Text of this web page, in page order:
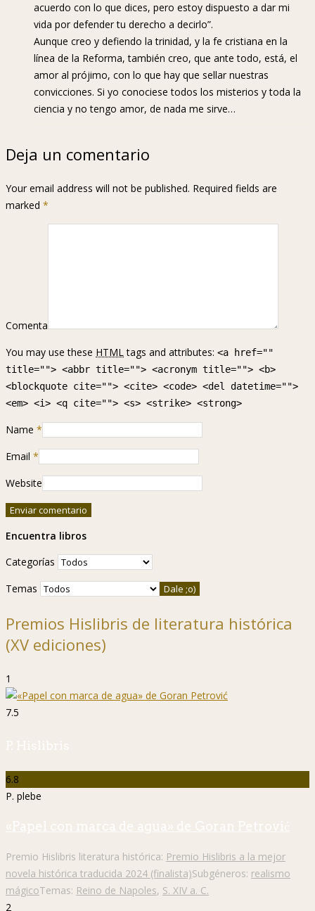
acuerdo con lo que dices, pero estoy dispuesto a dar mi
vida por defender tu derecho a decirlo”.
Aunque creo y defiendo la trinidad, y la fe cristiana en la
línea de la Reforma, también creo, que ante todo, está, el
amor al prójimo, con lo que hay que sellar nuestras
convicciones. Si yo conociese todos los misterios y toda la
ciencia y no tengo amor, de nada me sirve…
Deja un comentario
Your email address will not be published. Required fields are
marked *
Comenta
You may use these HTMLtags and attributes: <a href=""
title=""> <abbr title=""> <acronym title=""> <b>
<blockquote cite=""> <cite> <code> <del datetime="">
<em> <i> <q cite=""> <s> <strike> <strong>
Name *
Email *
Website
Encuentra libros
Categorías
Temas
Premios Hislibris de literatura histórica
(XV ediciones)
1
7.5
P. Hislibris
6.8
P. plebe
«Papel con marca de agua» de Goran Petrović
Premio Hislibris literatura histórica: Premio Hislibris a la mejor
novela histórica traducida 2024 (finalista)Subgéneros: realismo
mágicoTemas: Reino de Napoles, S. XIV a. C.
2